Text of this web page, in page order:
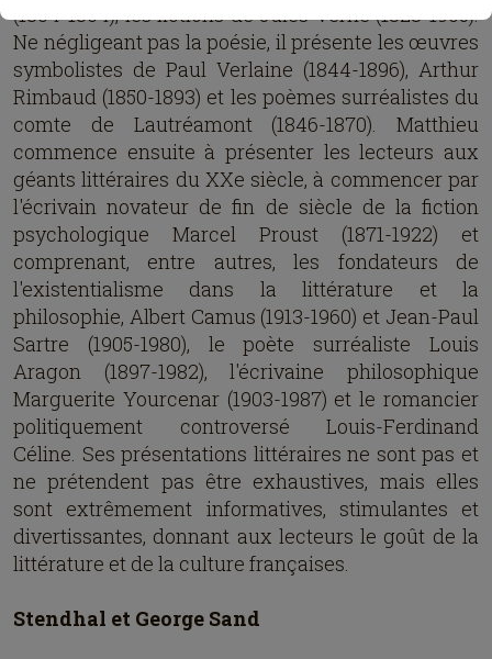
(1804-1864), les fictions de Jules Verne (1828-1905).
Ne négligeant pas la poésie, il présente les œuvres
symbolistes de Paul Verlaine (1844-1896), Arthur
Rimbaud (1850-1893) et les poèmes surréalistes du
comte de Lautréamont (1846-1870). Matthieu
commence ensuite à présenter les lecteurs aux
géants littéraires du XXe siècle, à commencer par
l'écrivain novateur de fin de siècle de la fiction
psychologique Marcel Proust (1871-1922) et
comprenant, entre autres, les fondateurs de
l'existentialisme dans la littérature et la
philosophie, Albert Camus (1913-1960) et Jean-Paul
Sartre (1905-1980), le poète surréaliste Louis
Aragon (1897-1982), l'écrivaine philosophique
Marguerite Yourcenar (1903-1987) et le romancier
politiquement controversé Louis-Ferdinand
Céline. Ses présentations littéraires ne sont pas et
ne prétendent pas être exhaustives, mais elles
sont extrêmement informatives, stimulantes et
divertissantes, donnant aux lecteurs le goût de la
littérature et de la culture françaises.
Stendhal et George Sand